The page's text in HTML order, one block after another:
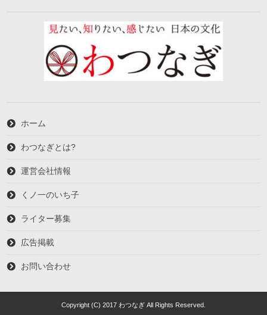
ホーム
わつなぎとは?
運営会社情報
くノ一のいち子
ライター募集
広告掲載
お問い合わせ
Copyright (C) 2017 わつなぎ All Rights Reserved.